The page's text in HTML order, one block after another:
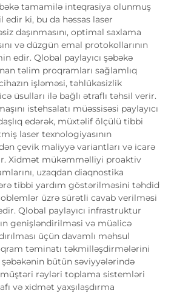
tamamilə inteqrasiya olunmuş
edir ki, bu da həssas laser
daşınmasını, optimal saxlama
və düzgün emal protokollarının
edir. Qlobal paylayıcı şəbəkə
təlim proqramları sağlamlıq
işləməsi, təhlükəsizlik
üsulları ilə bağlı ətraflı təhsil verir.
istehsalatı müəssisəsi paylayıcı
edərək, müxtəlif ölçülü tibbi
laser texnologiyasının
çevik maliyyə variantları və icarə
Xidmət mükəmməlliyi proaktiv
uzaqdan diaqnostika
tibbi yardım göstərilməsini təhdid
üzrə sürətli cavab verilməsi
Qlobal paylayıcı infrastruktur
genişləndirilməsi və müalicə
üçün davamlı məhsul
təminatı təkmilləşdirmələrini
şəbəkənin bütün səviyyələrində
rəyləri toplama sistemləri
və xidmət yaxşılaşdırma